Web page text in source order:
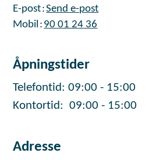
E-post Send e-post
Mobil 90 01 24 36
Åpningstider
Telefontid: 09:00 - 15:00
Kontortid: 09:00 - 15:00
Adresse